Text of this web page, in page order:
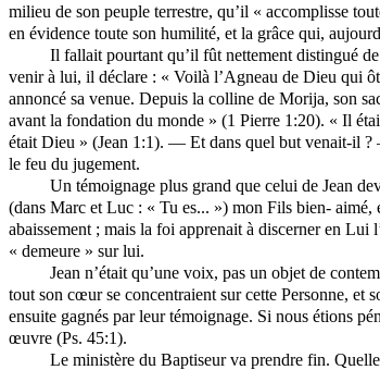
milieu de son peuple terrestre, qu’il « accomplisse
en évidence toute son humilité, et la grâce qui,
Il fallait pourtant qu’il fût nettement distingué
venir à lui, il déclare : « Voilà l’Agneau de Dieu qui
annoncé sa venue. Depuis la colline de Morija, son
avant la fondation du monde » (1 Pierre 1:20). « Il
était Dieu » (Jean 1:1). — Et dans quel but venait-il ?
le feu du jugement.
Un témoignage plus grand que celui de Jean
(dans Marc et Luc : « Tu es... ») mon Fils bien- aimé,
abaissement ; mais la foi apprenait à discerner en
« demeure » sur lui.
Jean n’était qu’une voix, pas un objet de
tout son cœur se concentraient sur cette Personne, et
ensuite gagnés par leur témoignage. Si nous étions
œuvre (Ps. 45:1).
Le ministère du Baptiseur va prendre fin.